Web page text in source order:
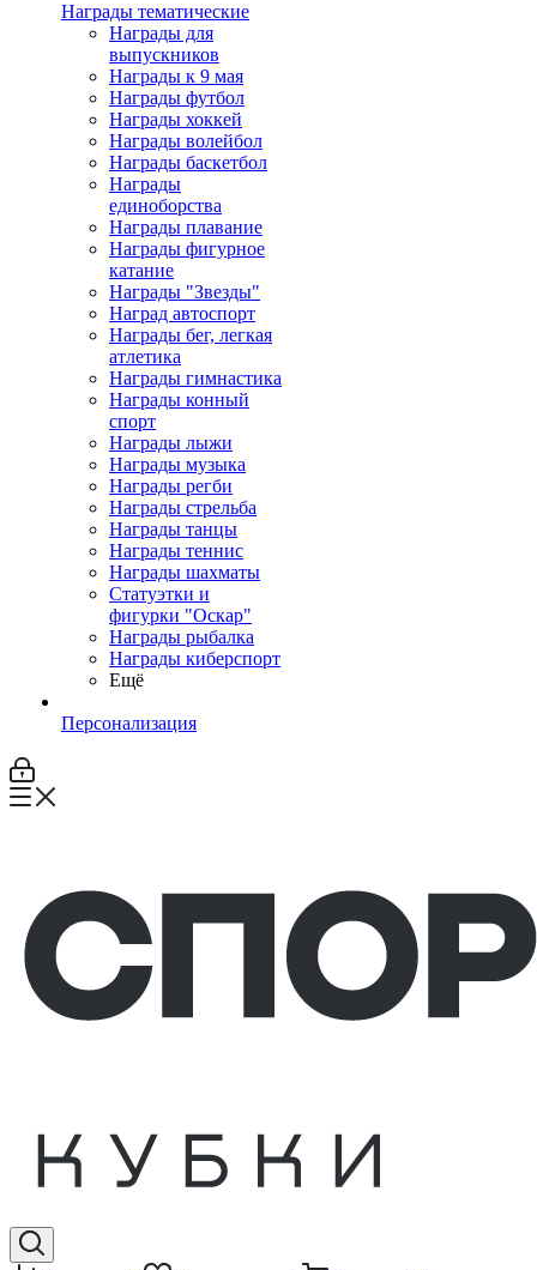
Награды тематические
Награды для
выпускников
Награды к 9 мая
Награды футбол
Награды хоккей
Награды волейбол
Награды баскетбол
Награды
единоборства
Награды плавание
Награды фигурное
катание
Награды "Звезды"
Наград автоспорт
Награды бег, легкая
атлетика
Награды гимнастика
Награды конный
спорт
Награды лыжи
Награды музыка
Награды регби
Награды стрельба
Награды танцы
Награды теннис
Награды шахматы
Статуэтки и
фигурки "Оскар"
Награды рыбалка
Награды киберспорт
Ещё
Персонализация